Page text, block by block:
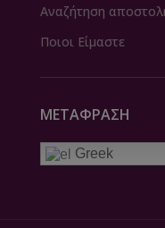
Αναζήτηση
Ποιοι Είμαστε
ΜΕΤΆΦΡΑΣΗ
Greek